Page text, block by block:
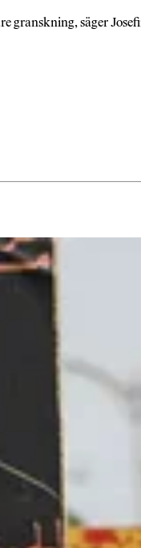
granskning, säger